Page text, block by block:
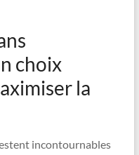
choix
la
incontournables